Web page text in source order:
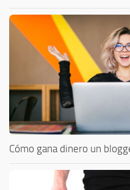
Cómo gana dinero un